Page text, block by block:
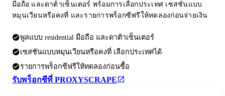
มือถือ และดาต้าเซ็นเตอร์ พร้อมการเลือกประเทศ เซสชันแบบ
หมุนเวียนหรือคงที่ และรายการพร็อกซีฟรีให้ทดลองก่อนจ่ายเงิน
พูลแบบ residential มือถือ และดาต้าเซ็นเตอร์
เซสชันแบบหมุนเวียนหรือคงที่ เลือกประเทศได้
รายการพร็อกซีฟรีให้ทดลองก่อนซื้อ
รับพร็อกซีที่ PROXYSCRAPE